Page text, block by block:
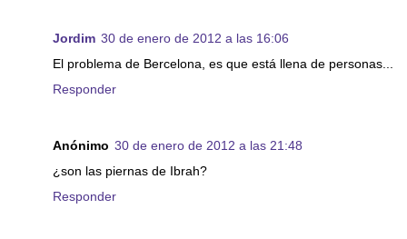
Jordim 30 de enero de 2012 a las 16:06
El problema de Bercelona, es que está llena de personas...
Responder
Anónimo 30 de enero de 2012 a las 21:48
¿son las piernas de Ibrah?
Responder